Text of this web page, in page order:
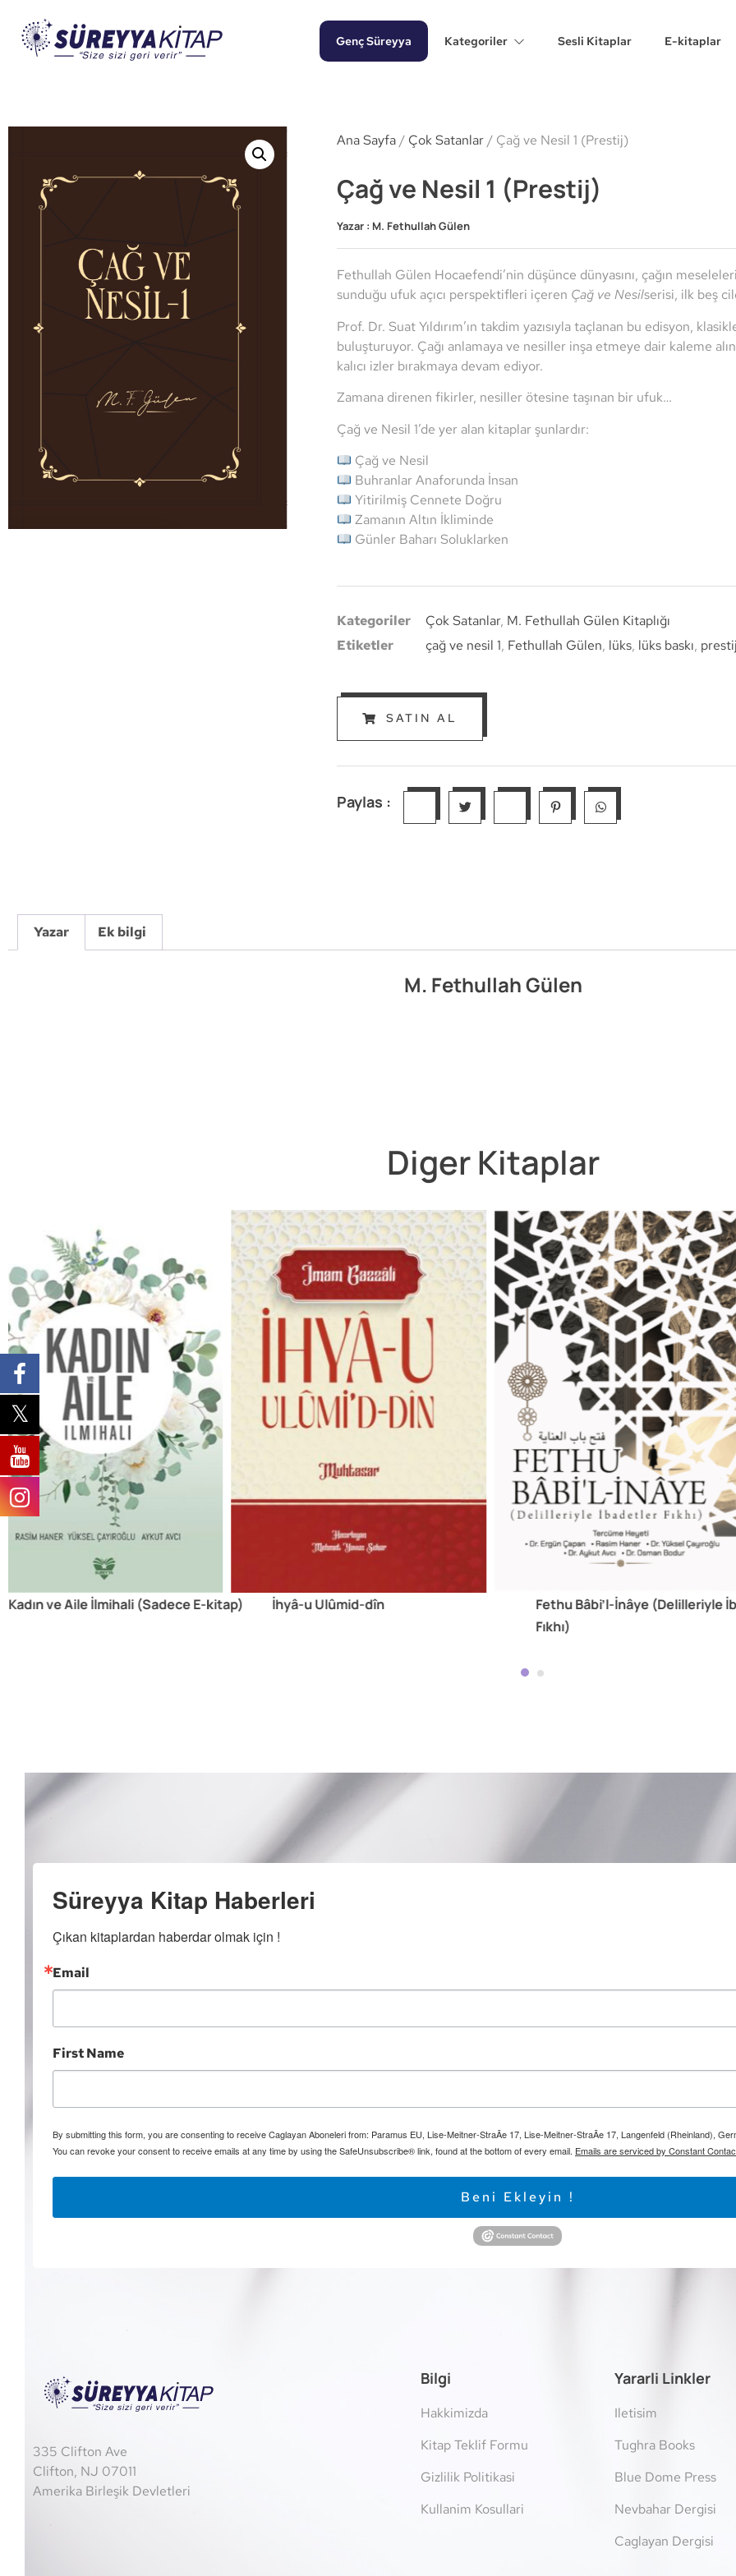
Genç Süreyya Kategoriler Sesli Kitaplar E-kitaplar
Ana Sayfa/ Çok Satanlar/ Çağ ve Nesil 1 (Prestij)
Çağ ve Nesil 1 (Prestij)
Yazar : M. Fethullah Gülen
Fethullah Gülen Hocaefendi’nin düşünce dünyasını, çağın
sunduğu ufuk açıcı perspektifleri içeren Çağ ve Nesilserisi, ilk beş
Prof. Dr. Suat Yıldırım’ın takdim yazısıyla taçlanan bu edisyon,
buluşturuyor. Çağı anlamaya ve nesiller inşa etmeye dair kaleme
kalıcı izler bırakmaya devam ediyor.
Zamana direnen fikirler, nesiller ötesine taşınan bir ufuk…
Çağ ve Nesil 1’de yer alan kitaplar şunlardır:
Çağ ve Nesil
Buhranlar Anaforunda İnsan
Yitirilmiş Cennete Doğru
Zamanın Altın İkliminde
Günler Baharı Soluklarken
Kategoriler Çok Satanlar, M. Fethullah Gülen Kitaplığı
Etiketler
çağ ve nesil 1, Fethullah Gülen, lüks, lüks baskı, prestij
SATIN AL
Paylas :
Yazar Ek bilgi
M. Fethullah Gülen
Diger Kitaplar
Kadın ve Aile İlmihali (Sadece E-kitap) İhyâ-u Ulûmid-dîn
Fethu Bâbi’l-İnâye (Delilleriyle
Fıkhı)
Süreyya Kitap Haberleri
Çıkan kitaplardan haberdar olmak için !
Email
First Name
By submitting this form, you are consenting to receive Caglayan Aboneleri from: Paramus EU, Lise-Meitner-StraÃe 17, Lise-Meitner-StraÃe 17, Langenfeld (Rheinland),
You can revoke your consent to receive emails at any time by using the SafeUnsubscribe® link, found at the bottom of every email. Emails are serviced by Constant
Beni Ekleyin !
335 Clifton Ave
Clifton, NJ 07011
Amerika Birleşik Devletleri
Bilgi
Hakkimizda
Kitap Teklif Formu
Gizlilik Politikasi
Kullanim Kosullari
Yararli Linkler
Iletisim
Tughra Books
Blue Dome Press
Nevbahar Dergisi
Caglayan Dergisi